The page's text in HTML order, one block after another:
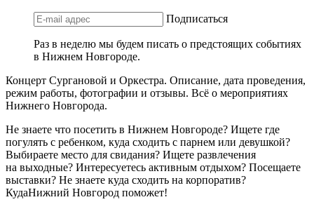
Подписаться
Раз в неделю мы будем писать о предстоящих событиях
в Нижнем Новгороде.
Концерт Сургановой и Оркестра. Описание, дата проведения,
режим работы, фотографии и отзывы. Всё о мероприятиях
Нижнего Новгорода.
Не знаете что посетить в Нижнем Новгороде? Ищете где
погулять с ребенком, куда сходить с парнем или девушкой?
Выбираете место для свидания? Ищете развлечения
на выходные? Интересуетесь активным отдыхом? Посещаете
выставки? Не знаете куда сходить на корпоратив?
КудаНижний Новгород поможет!